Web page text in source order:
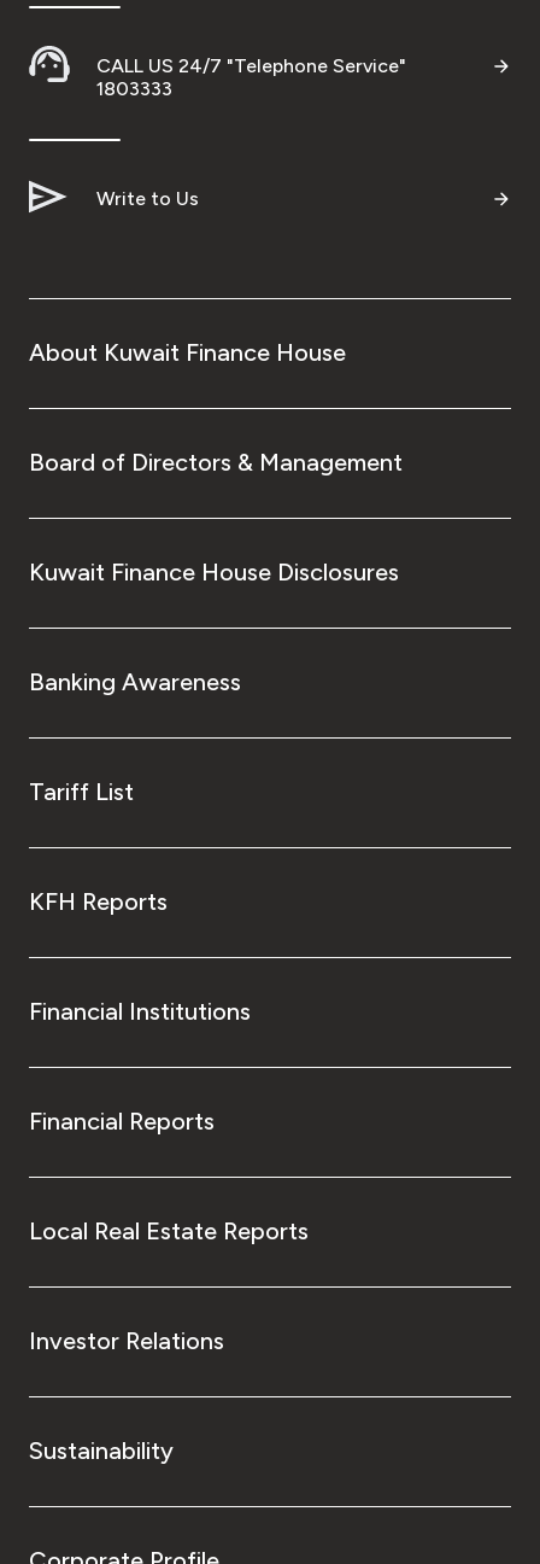
CALL US 24/7 "Telephone Service"
1803333
Write to Us
About Kuwait Finance House
Board of Directors & Management
Kuwait Finance House Disclosures
Banking Awareness
Tariff List
KFH Reports
Financial Institutions
Financial Reports
Local Real Estate Reports
Investor Relations
Sustainability